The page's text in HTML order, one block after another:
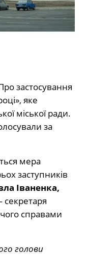
застосування
яке
міської ради.
за
мера
заступників
Іваненка,
справами
голови